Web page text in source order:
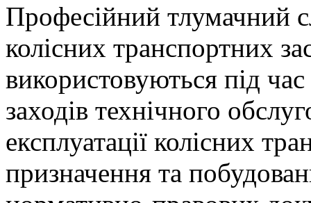
Професійний тлумачний
колісних транспортних
використовуються під
заходів технічного
експлуатації колісних
призначення та